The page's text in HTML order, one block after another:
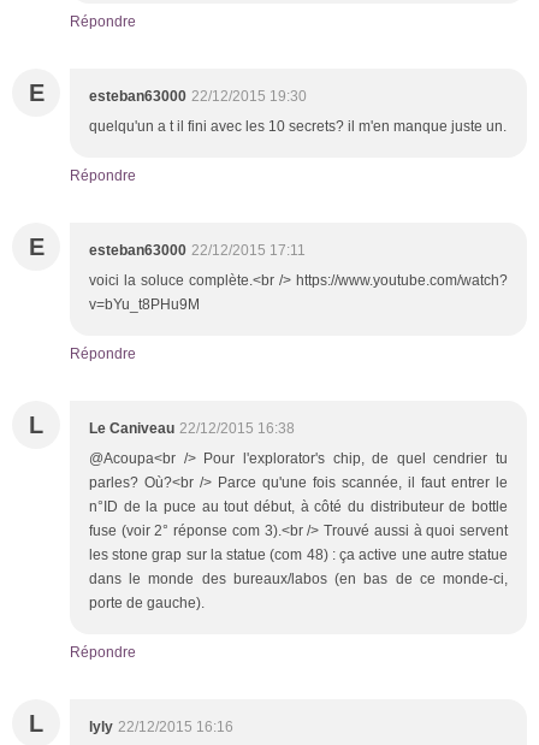
Répondre
E esteban63000 22/12/2015 19:30
quelqu'un a t il fini avec les 10 secrets? il m'en manque juste un.
Répondre
E esteban63000 22/12/2015 17:11
voici la soluce complète.<br /> https://www.youtube.com/watch?
v=bYu_t8PHu9M
Répondre
L Le Caniveau 22/12/2015 16:38
@Acoupa<br /> Pour l'explorator's chip, de quel cendrier tu
parles? Où?<br /> Parce qu'une fois scannée, il faut entrer le
n°ID de la puce au tout début, à côté du distributeur de bottle
fuse (voir 2° réponse com 3).<br /> Trouvé aussi à quoi servent
les stone grap sur la statue (com 48) : ça active une autre statue
dans le monde des bureaux/labos (en bas de ce monde-ci,
porte de gauche).
Répondre
L lyly 22/12/2015 16:16